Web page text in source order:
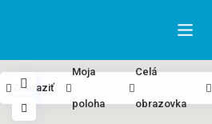
Zobraziť
Moja
poloha
Celá
obrazovka